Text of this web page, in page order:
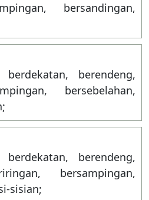
bersandingan,
berendeng,
bersebelahan,
berendeng,
bersampingan,
sisian;